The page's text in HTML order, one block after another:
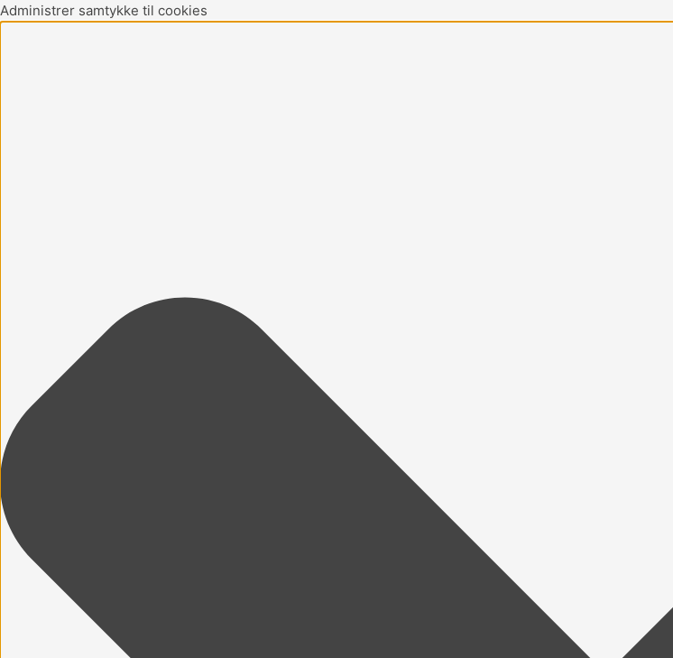
Administrer samtykke til cookies
Funktionsdygtig
Præferencer
Statistikker
Marketing
Gå